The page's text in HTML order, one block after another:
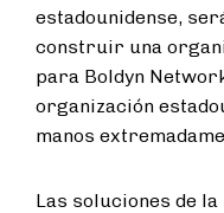
estadounidense,
construir una
para Boldyn
organización
manos
Las soluciones de